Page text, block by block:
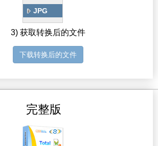
JPG
3) 获取转换后的文件
下载转换后的文件
完整版